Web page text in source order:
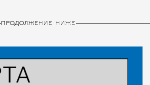
ПРОДОЛЖЕНИЕ НИЖЕ